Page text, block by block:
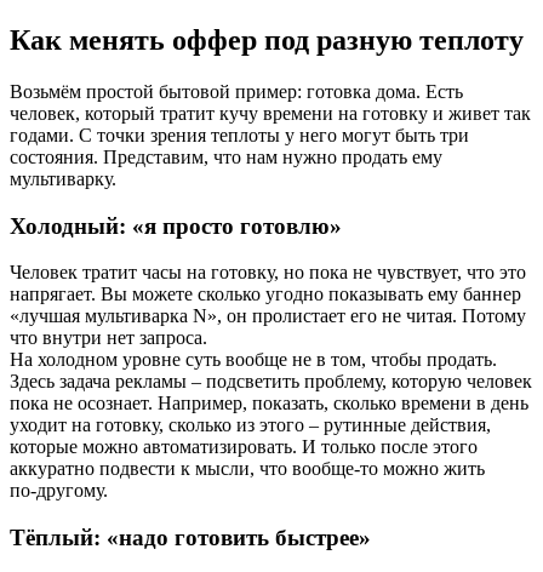
Как менять оффер под разную теплоту
Возьмём простой бытовой пример: готовка дома. Есть
человек, который тратит кучу времени на готовку и живет так
годами. С точки зрения теплоты у него могут быть три
состояния. Представим, что нам нужно продать ему
мультиварку.
Холодный: «я просто готовлю»
Человек тратит часы на готовку, но пока не чувствует, что это
напрягает. Вы можете сколько угодно показывать ему баннер
«лучшая мультиварка N», он пролистает его не читая. Потому
что внутри нет запроса.
На холодном уровне суть вообще не в том, чтобы продать.
Здесь задача рекламы – подсветить проблему, которую человек
пока не осознает. Например, показать, сколько времени в день
уходит на готовку, сколько из этого – рутинные действия,
которые можно автоматизировать. И только после этого
аккуратно подвести к мысли, что вообще‑то можно жить
по‑другому.
Тёплый: «надо готовить быстрее»